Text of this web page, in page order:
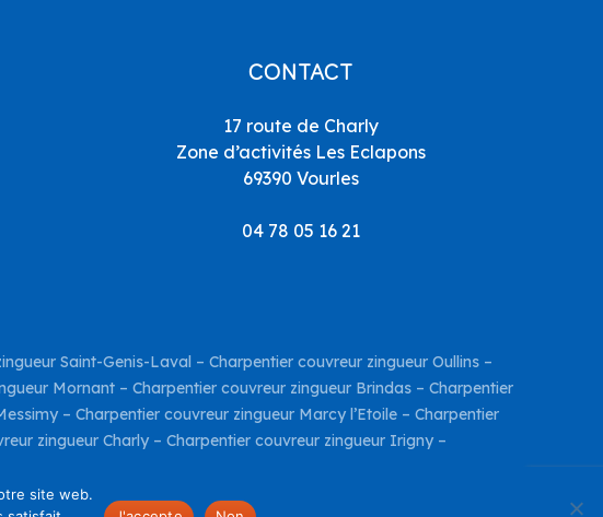
CONTACT
17 route de Charly
Zone d’activités Les Eclapons
69390 Vourles
04 78 05 16 21
Saint-Genis-Laval – Charpentier couvreur zingueur Oullins –
Mornant – Charpentier couvreur zingueur Brindas – Charpentier
– Charpentier couvreur zingueur Marcy l’Etoile– Charpentier
zingueur Charly – Charpentier couvreur zingueur Irigny –
site web.